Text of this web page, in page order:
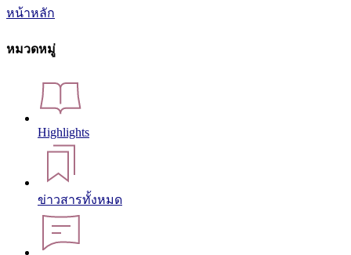
หน้าหลัก
หมวดหมู่
Highlights
ข่าวสารทั้งหมด